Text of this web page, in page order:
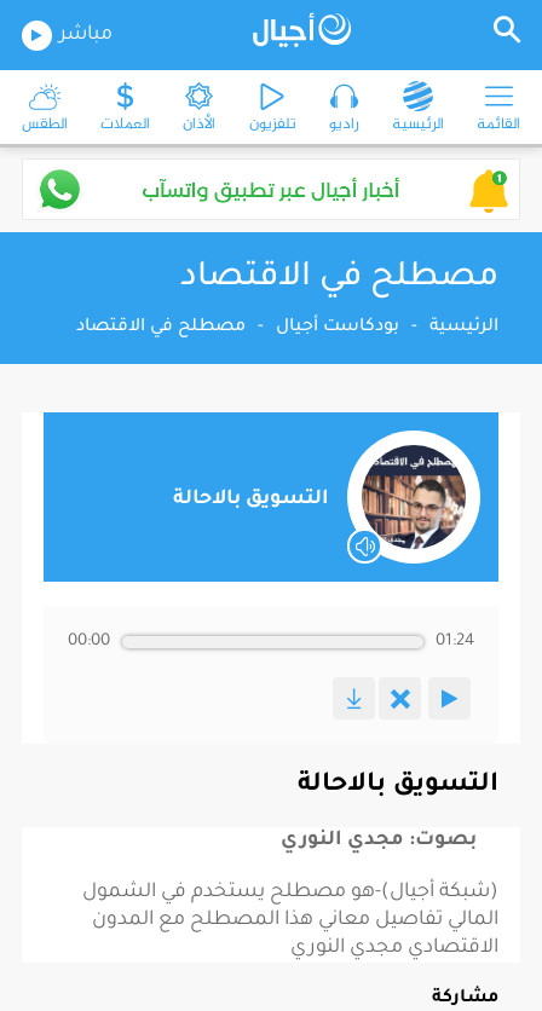
مباشر
القائمة الرئيسية راديو تلفزيون الأذان العملات الطقس
مصطلح في الاقتصاد
الرئيسية - بودكاست أجيال - مصطلح في الاقتصاد
التسويق بالاحالة
00:00 01:24
التسويق بالاحالة
بصوت: مجدي النوري
(شبكة أجيال)-هو مصطلح يستخدم في الشمول
المالي تفاصيل معاني هذا المصطلح مع المدون
الاقتصادي مجدي النوري
مشاركة